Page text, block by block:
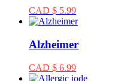
CAD $ 5.99
Alzheimer
CAD $ 6.99